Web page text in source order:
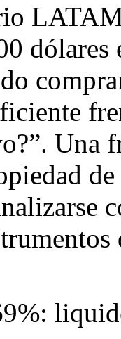
dólares
Una